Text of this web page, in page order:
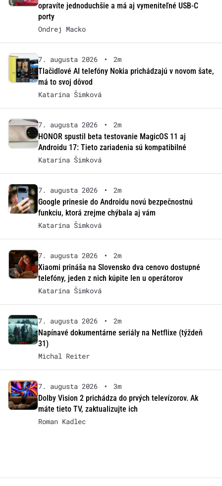
opravíte jednoduchšie a má aj vymeniteľné USB-C
porty
Ondrej Macko
7. augusta 2026 •
2m
Tlačidlové AI telefóny Nokia prichádzajú v novom šate,
má to svoj dôvod
Katarína Šimková
7. augusta 2026 •
2m
HONOR spustil beta testovanie MagicOS 11 aj
Androidu 17: Tieto zariadenia sú kompatibilné
Katarína Šimková
7. augusta 2026 •
2m
Google prinesie do Androidu novú bezpečnostnú
funkciu, ktorá zrejme chýbala aj vám
Katarína Šimková
7. augusta 2026 •
2m
Xiaomi prináša na Slovensko dva cenovo dostupné
telefóny, jeden z nich kúpite len u operátorov
Katarína Šimková
7. augusta 2026 •
2m
Napínavé dokumentárne seriály na Netflixe (týždeň
31)
Michal Reiter
7. augusta 2026 •
3m
Dolby Vision 2 prichádza do prvých televízorov. Ak
máte tieto TV, zaktualizujte ich
Roman Kadlec